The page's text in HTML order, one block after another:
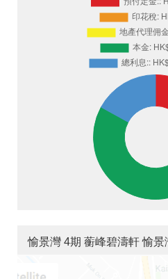
愉景灣 4期 蘅峰碧濤軒 愉